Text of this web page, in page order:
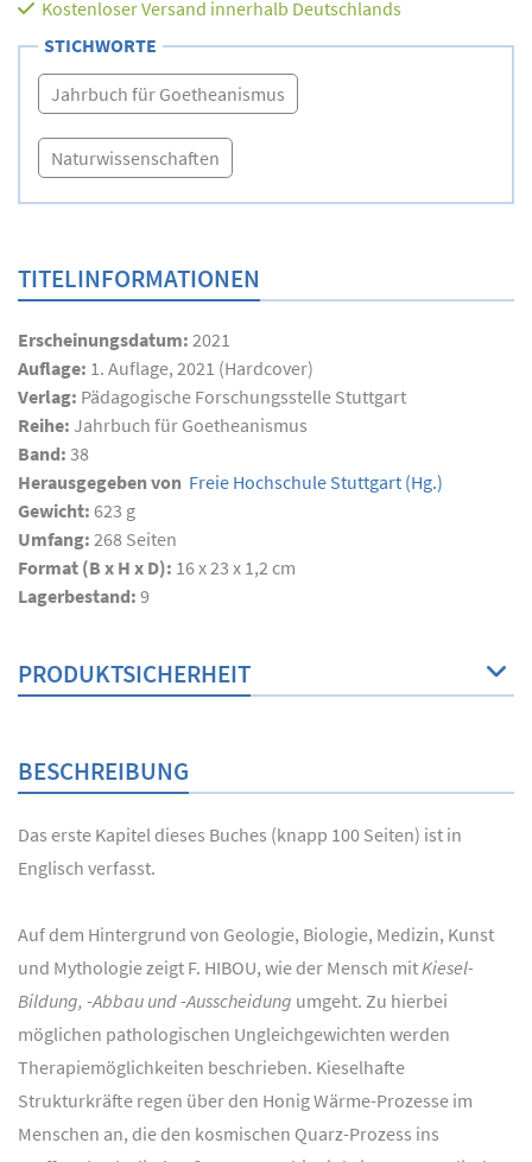
Kostenloser Versand innerhalb Deutschlands
STICHWORTE
Jahrbuch für Goetheanismus
Naturwissenschaften
TITELINFORMATIONEN
Erscheinungsdatum: 2021
Auflage: 1. Auflage, 2021 (Hardcover)
Verlag: Pädagogische Forschungsstelle Stuttgart
Reihe: Jahrbuch für Goetheanismus
Band: 38
Herausgegeben von Freie Hochschule Stuttgart (Hg.)
Gewicht: 623 g
Umfang: 268 Seiten
Format (B x H x D): 16 x 23 x 1,2 cm
Lagerbestand: 9
PRODUKTSICHERHEIT
BESCHREIBUNG
Das erste Kapitel dieses Buches (knapp 100 Seiten) ist in
Englisch verfasst.
Auf dem Hintergrund von Geologie, Biologie, Medizin, Kunst
und Mythologie zeigt F. HIBOU, wie der Mensch mitKiesel-
Bildung, -Abbau und -Ausscheidung umgeht. Zu hierbei
möglichen pathologischen Ungleichgewichten werden
Therapiemöglichkeiten beschrieben. Kieselhafte
Strukturkräfte regen über den Honig Wärme-Prozesse im
Menschen an, die den kosmischen Quarz-Prozess ins